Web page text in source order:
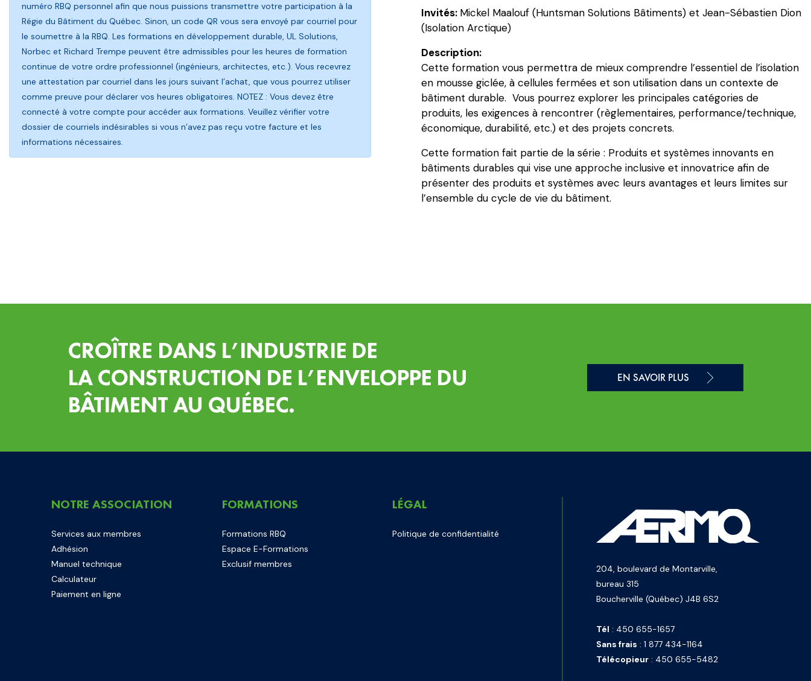
numéro RBQ personnel afin que nous puissions transmettre votre participation à la
Régie du Bâtiment du Québec. Sinon, un code QR vous sera envoyé par courriel pour
le soumettre à la RBQ. Les formations en développement durable, UL Solutions,
Norbec et Richard Trempe peuvent être admissibles pour les heures de formation
continue de votre ordre professionnel (ingénieurs, architectes, etc.). Vous recevrez
une attestation par courriel dans les jours suivant l’achat, que vous pourrez utiliser
comme preuve pour déclarer vos heures obligatoires. NOTEZ : Vous devez être
connecté à votre compte pour accéder aux formations. Veuillez vérifier votre
dossier de courriels indésirables si vous n’avez pas reçu votre facture et les
informations nécessaires.
et
la
mousse
giclée
Airmétic
Soya
HP
Invités: Mickel Maalouf (Huntsman Solutions Bâtiments) et Jean-Sébastien Dion
(Isolation Arctique)
Description:
Cette formation vous permettra de mieux comprendre l’essentiel de l’isolation
en mousse giclée, à cellules fermées et son utilisation dans un contexte de
bâtiment durable. Vous pourrez explorer les principales catégories de
produits, les exigences à rencontrer (règlementaires, performance/technique,
économique, durabilité, etc.) et des projets concrets.
Cette formation fait partie de la série : Produits et systèmes innovants en
bâtiments durables qui vise une approche inclusive et innovatrice afin de
présenter des produits et systèmes avec leurs avantages et leurs limites sur
l’ensemble du cycle de vie du bâtiment.
CROÎTRE DANS L’INDUSTRIE DE
LA CONSTRUCTION DE L’ENVELOPPE DU
BÂTIMENT AU QUÉBEC.
EN SAVOIR PLUS
NOTRE ASSOCIATION
Services aux membres
Adhésion
Manuel technique
Calculateur
Paiement en ligne
FORMATIONS
Formations RBQ
Espace E-Formations
Exclusif membres
LÉGAL
Politique de confidentialité
204, boulevard de Montarville,
bureau 315
Boucherville (Québec) J4B 6S2
Tél : 450 655-1657
Sans frais : 1 877 434-1164
Télécopieur : 450 655-5482